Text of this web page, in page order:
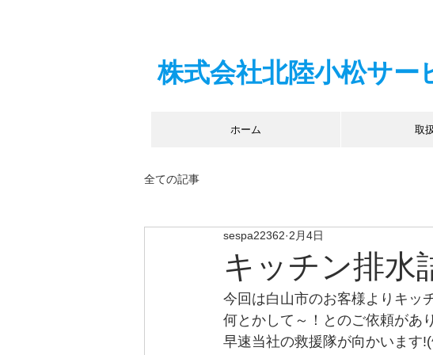
株式会社北陸小松サー
ホーム 取
全ての記事
キッチン排水
sespa22362 2月4日
今回は白山市のお客様よりキッ
何とかして～！とのご依頼があ
早速当社の救援隊が向かいます